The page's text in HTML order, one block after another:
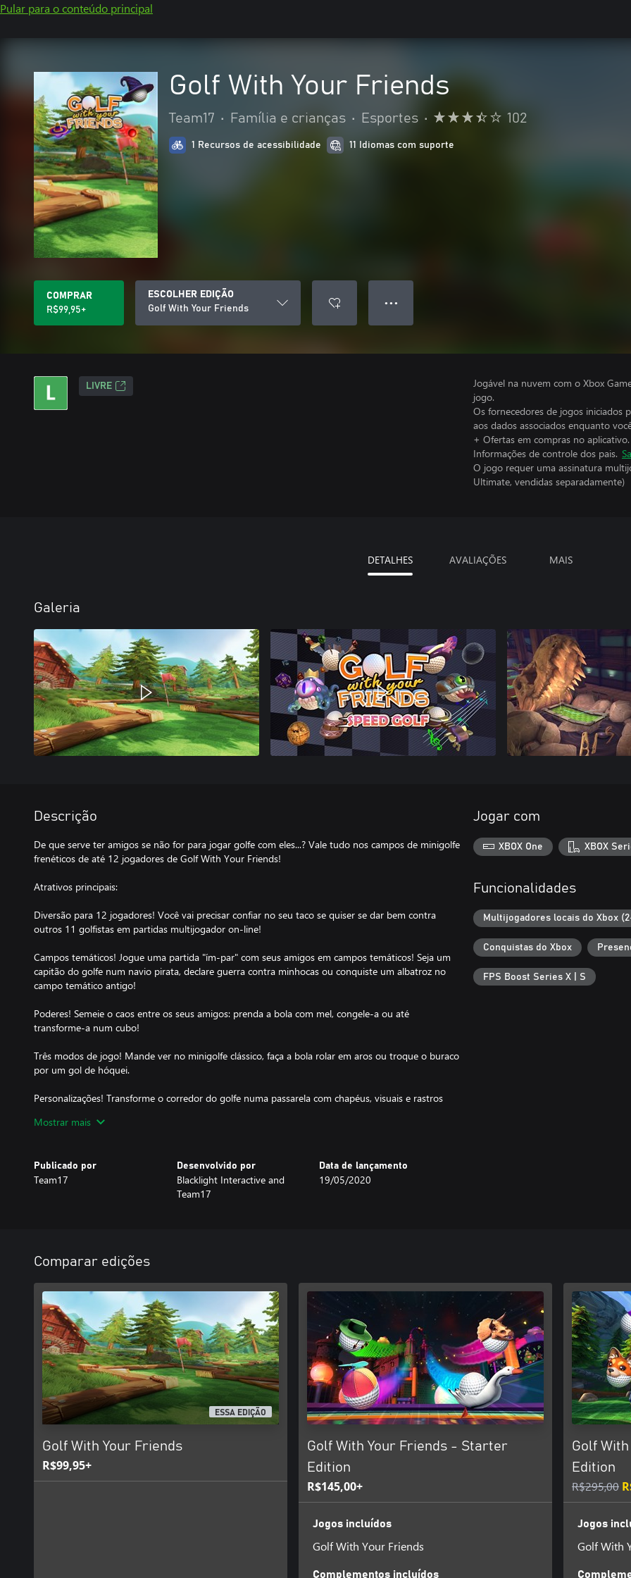
Pular para o conteúdo principal
Golf With Your Friends
Team17 • Família e crianças • Esportes • 102
1 Recursos de acessibilidade 11 Idiomas com suporte
COMPRAR
R$99,95+
ESCOLHER EDIÇÃO
Golf With Your Friends
● ● ●
LIVRE
Jogável na nuvem com o Xbox
jogo.
Os fornecedores de jogos iniciados
aos dados associados enquanto
+ Ofertas em compras no aplicativo.
Informações de controle dos pais.
O jogo requer uma assinatura
Ultimate, vendidas separadamente)
DETALHES AVALIAÇÕES MAIS
Galeria
Descrição
De que serve ter amigos se não for para jogar golfe com eles...? Vale tudo nos campos de minigolfe
frenéticos de até 12 jogadores de Golf With Your Friends!
Atrativos principais:
Diversão para 12 jogadores! Você vai precisar confiar no seu taco se quiser se dar bem contra
outros 11 golfistas em partidas multijogador on-line!
Campos temáticos! Jogue uma partida "ím-par" com seus amigos em campos temáticos! Seja um
capitão do golfe num navio pirata, declare guerra contra minhocas ou conquiste um albatroz no
campo temático antigo!
Poderes! Semeie o caos entre os seus amigos: prenda a bola com mel, congele-a ou até
transforme-a num cubo!
Três modos de jogo! Mande ver no minigolfe clássico, faça a bola rolar em aros ou troque o buraco
por um gol de hóquei.
Personalizações! Transforme o corredor do golfe numa passarela com chapéus, visuais e rastros
Mostrar mais
Publicado por
Team17
Desenvolvido por
Blacklight Interactive and
Team17
Data de lançamento
19/05/2020
Jogar com
XBOX One XBOX
Funcionalidades
Multijogadores locais do Xbox
Conquistas do Xbox
FPS Boost Series X | S
Comparar edições
ESSA EDIÇÃO
Golf With Your Friends
R$99,95+
Golf With Your Friends - Starter
Edition
R$145,00+
Jogos incluídos
Golf With Your Friends
Complementos incluídos
Golf
Edition
R$295,00
Jogos
Golf With